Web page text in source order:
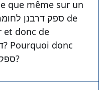
et donc de
est ce que ספק דרבנן לקולא?